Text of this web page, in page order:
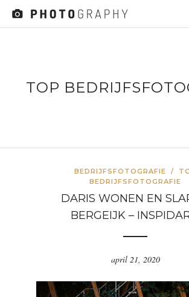
TOP
BEDRIJFSFOTOGRAFIE /
BEDRIJFSFOTOGRAFIE
DARIS WONEN EN
BERGEIJK –
april 21, 2020